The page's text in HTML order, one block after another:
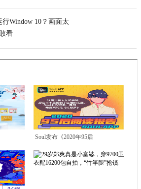
行Window 10？画面太
看
Soul发布《2020年95后
阅读报告》 95后竟然最
爱《红楼梦》